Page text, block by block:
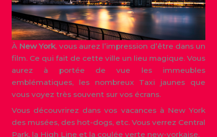
À New York, vous aurez l’impression d’être dans un
film. Ce qui fait de cette ville un lieu magique. Vous
aurez à portée de vue les immeubles
emblématiques, les nombreux Taxi jaunes que
vous voyez très souvent sur vos écrans.
Vous découvrirez dans vos vacances à New York
des musées, des hot-dogs, etc. Vous verrez Central
Park, la High Line et la coulée verte new-yorkaise.